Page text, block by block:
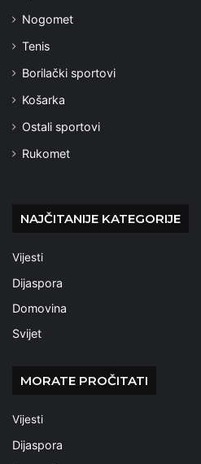
Nogomet
Tenis
Borilački sportovi
Košarka
Ostali sportovi
Rukomet
NAJČITANIJE KATEGORIJE
Vijesti
Dijaspora
Domovina
Svijet
MORATE PROČITATI
Vijesti
Dijaspora